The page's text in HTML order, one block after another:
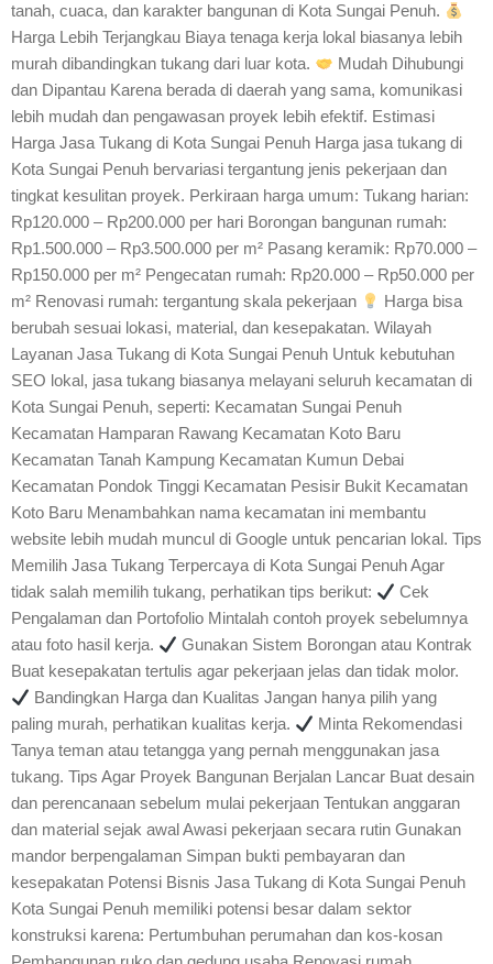
tanah, cuaca, dan karakter bangunan di Kota Sungai Penuh.
Harga Lebih Terjangkau Biaya tenaga kerja lokal biasanya lebih
murah dibandingkan tukang dari luar kota.
Mudah Dihubungi
dan Dipantau Karena berada di daerah yang sama, komunikasi
lebih mudah dan pengawasan proyek lebih efektif. Estimasi
Harga Jasa Tukang di Kota Sungai Penuh Harga jasa tukang di
Kota Sungai Penuh bervariasi tergantung jenis pekerjaan dan
tingkat kesulitan proyek. Perkiraan harga umum: Tukang harian:
Rp120.000 – Rp200.000 per hari Borongan bangunan rumah:
Rp1.500.000 – Rp3.500.000 per m² Pasang keramik: Rp70.000 –
Rp150.000 per m² Pengecatan rumah: Rp20.000 – Rp50.000 per
m² Renovasi rumah: tergantung skala pekerjaan
Harga bisa
berubah sesuai lokasi, material, dan kesepakatan. Wilayah
Layanan Jasa Tukang di Kota Sungai Penuh Untuk kebutuhan
SEO lokal, jasa tukang biasanya melayani seluruh kecamatan di
Kota Sungai Penuh, seperti: Kecamatan Sungai Penuh
Kecamatan Hamparan Rawang Kecamatan Koto Baru
Kecamatan Tanah Kampung Kecamatan Kumun Debai
Kecamatan Pondok Tinggi Kecamatan Pesisir Bukit Kecamatan
Koto Baru Menambahkan nama kecamatan ini membantu
website lebih mudah muncul di Google untuk pencarian lokal. Tips
Memilih Jasa Tukang Terpercaya di Kota Sungai Penuh Agar
tidak salah memilih tukang, perhatikan tips berikut:
Cek
Pengalaman dan Portofolio Mintalah contoh proyek sebelumnya
atau foto hasil kerja.
Gunakan Sistem Borongan atau Kontrak
Buat kesepakatan tertulis agar pekerjaan jelas dan tidak molor.
Bandingkan Harga dan Kualitas Jangan hanya pilih yang
paling murah, perhatikan kualitas kerja.
Minta Rekomendasi
Tanya teman atau tetangga yang pernah menggunakan jasa
tukang. Tips Agar Proyek Bangunan Berjalan Lancar Buat desain
dan perencanaan sebelum mulai pekerjaan Tentukan anggaran
dan material sejak awal Awasi pekerjaan secara rutin Gunakan
mandor berpengalaman Simpan bukti pembayaran dan
kesepakatan Potensi Bisnis Jasa Tukang di Kota Sungai Penuh
Kota Sungai Penuh memiliki potensi besar dalam sektor
konstruksi karena: Pertumbuhan perumahan dan kos-kosan